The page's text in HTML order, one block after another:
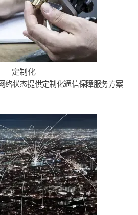
定制化
络状态提供定制化通信保障服务方案